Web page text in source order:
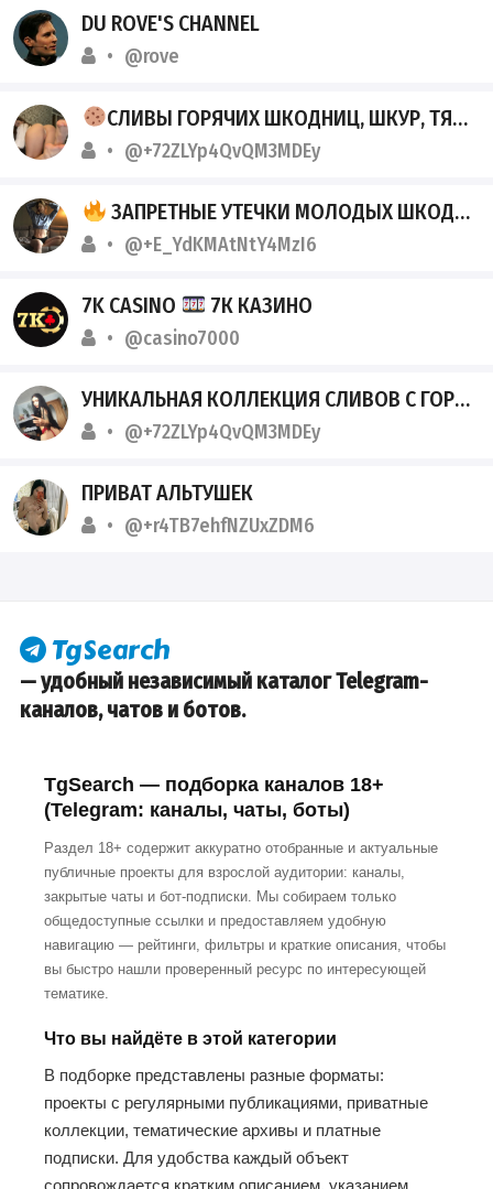
DU ROVE'S CHANNEL
@rove
СЛИВЫ ГОРЯЧИХ ШКОДНИЦ, ШКУР, ТЯНК В НАШЕМ TGK
@+72ZLYp4QvQM3MDEy
ЗАПРЕТНЫЕ УТЕЧКИ МОЛОДЫХ ШКОДНИЦ 18+
@+E_YdKMAtNtY4MzI6
7K CASINO 7К КАЗИНО
@casino7000
УНИКАЛЬНАЯ КОЛЛЕКЦИЯ СЛИВОВ С ГОРЯЧИМИ СТУДЕНТКАМИ, ШКОДНИЦАМИ, ШКУРАМИ И АЛЬТУШКАМИ
@+72ZLYp4QvQM3MDEy
ПРИВАТ АЛЬТУШЕК
@+r4TB7ehfNZUxZDM6
— удобный независимый каталог Telegram-
каналов, чатов и ботов.
TgSearch — подборка каналов 18+
(Telegram: каналы, чаты, боты)
Раздел 18+ содержит аккуратно отобранные и актуальные
публичные проекты для взрослой аудитории: каналы,
закрытые чаты и бот-подписки. Мы собираем только
общедоступные ссылки и предоставляем удобную
навигацию — рейтинги, фильтры и краткие описания, чтобы
вы быстро нашли проверенный ресурс по интересующей
тематике.
Что вы найдёте в этой категории
В подборке представлены разные форматы:
проекты с регулярными публикациями, приватные
коллекции, тематические архивы и платные
подписки. Для удобства каждый объект
сопровождается кратким описанием, указанием